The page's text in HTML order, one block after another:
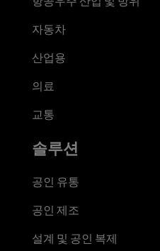
자동차
산업용
의료
교통
솔루션
공인 유통
공인 제조
설계 및 공인 복제